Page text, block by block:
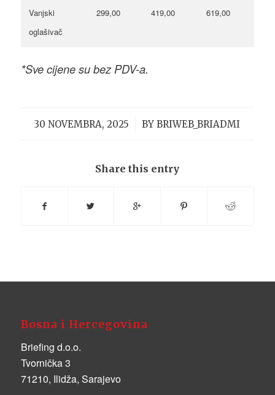
Vanjski
oglašivač
299,00 419,00 619,00
*Sve cijene su bez PDV-a.
30 NOVEMBRA, 2025
/ BYBRIWEB_BRIADMI
Share this entry
Bosna i Hercegovina
Briefing d.o.o.
Tvornička 3
71210, Ilidža, Sarajevo